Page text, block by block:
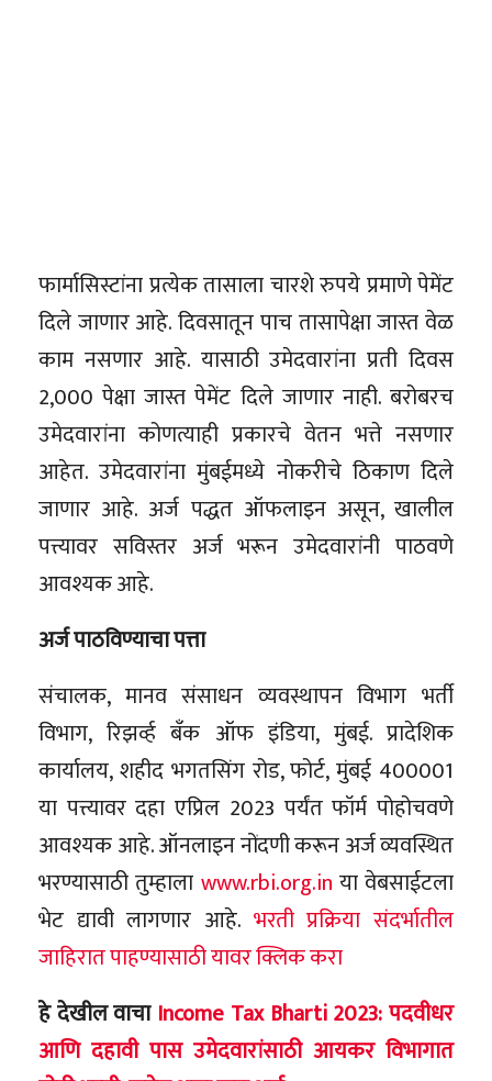
फार्मासिस्टांना प्रत्येक तासाला चारशे रुपये प्रमाणे पेमेंट
दिले जाणार आहे. दिवसातून पाच तासापेक्षा जास्त वेळ
काम नसणार आहे. यासाठी उमेदवारांना प्रती दिवस
2,000 पेक्षा जास्त पेमेंट दिले जाणार नाही. बरोबरच
उमेदवारांना कोणत्याही प्रकारचे वेतन भत्ते नसणार
आहेत. उमेदवारांना मुंबईमध्ये नोकरीचे ठिकाण दिले
जाणार आहे. अर्ज पद्धत ऑफलाइन असून, खालील
पत्त्यावर सविस्तर अर्ज भरून उमेदवारांनी पाठवणे
आवश्यक आहे.
अर्ज पाठविण्याचा पत्ता
संचालक, मानव संसाधन व्यवस्थापन विभाग भर्ती
विभाग, रिझर्व्ह बँक ऑफ इंडिया, मुंबई. प्रादेशिक
कार्यालय, शहीद भगतसिंग रोड, फोर्ट, मुंबई 400001
या पत्त्यावर दहा एप्रिल 2023 पर्यंत फॉर्म पोहोचवणे
आवश्यक आहे. ऑनलाइन नोंदणी करून अर्ज व्यवस्थित
भरण्यासाठी तुम्हाला www.rbi.org.in या वेबसाईटला
भेट द्यावी लागणार आहे. भरती प्रक्रिया संदर्भातील
जाहिरात पाहण्यासाठी यावर क्लिक करा
हे देखील वाचा Income Tax Bharti 2023: पदवीधर
आणि दहावी पास उमेदवारांसाठी आयकर विभागात